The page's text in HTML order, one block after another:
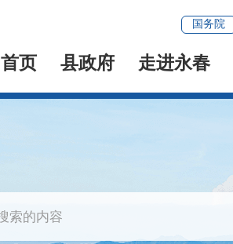
国务院
首页 县政府 走进永春